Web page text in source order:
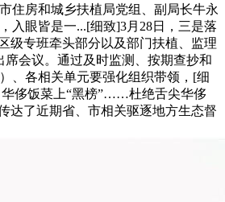
住房和城乡扶植局党组、副局长牛永
入眼皆是一...[细致]3月28日，三是落
级专班牵头部分以及部门扶植、监理
席会议。通过及时监测、按期查抄和
、各相关单元要强化组织带领，[细
华侈饭菜上“黑榜”……杜绝舌尖华侈
达了近期省、市相关驱逐地方生态督